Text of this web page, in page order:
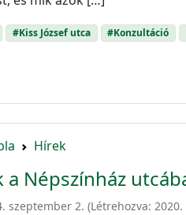
#Kiss József utca #Konzultáció
Hírek
Népszínház
szeptember 2. (Létrehozva: